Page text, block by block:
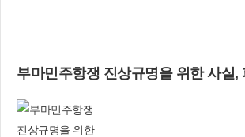
체리동산 장애인들에게 ‘사랑
셨습니다. 감사합니다♡ 서광